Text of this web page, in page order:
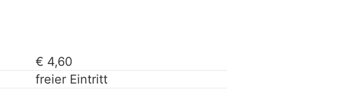
€ 4,60
freier Eintritt